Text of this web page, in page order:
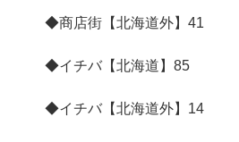
◆商店街【北海道外】 41
◆イチバ【北海道】 85
◆イチバ【北海道外】 14